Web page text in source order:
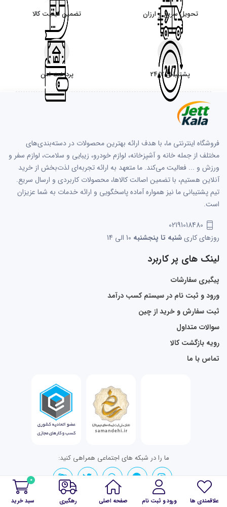
0
سبد خرید رهگیری صفحه اصلی ورود و ثبت نام علاقمندی ها
تحویل سریع و ارزان تضمین کیفیت کالا
پشتیبانی 24/7 پرداخت امن
فروشگاه اینترنتی ما، با هدف ارائه بهترین محصولات در دسته‌بندی‌های
مختلف از جمله خانه و آشپزخانه، لوازم خودرو، زیبایی و سلامت، لوازم سفر و
ورزش و ... فعالیت می‌کند. ما متعهد به ارائه تجربه‌ای لذت‌بخش از خرید
آنلاین هستیم، با تضمین اصالت کالاها، محصولات کاربردی و ارسال سریع.
تیم پشتیبانی ما نیز همواره آماده پاسخگویی و ارائه خدمات به شما عزیزان
است.
02191018480
روزهای کاریشنبه تا پنجشنبه
لینک های پر کاربرد
پیگیری سفارشات
ورود و ثبت نام در سیستم کسب درآمد
ثبت سفارش و خرید از چین
سوالات متداول
رویه بازگشت کالا
تماس با ما
ما را در شبکه های اجتماعی همراهی کنید: